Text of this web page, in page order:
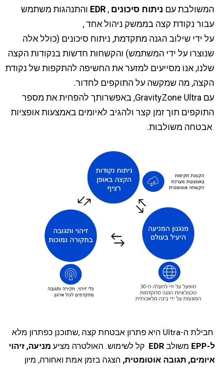
המשולבת עםניתוחסיכונים,
EDRוהתנהגות משתמש
עבור נקודת קצה בממשק ניהול אחד ,
על ידי שילוב הגנה מתקדמת, ניתוח סיכונים (כולל אלה
שנוצרו על ידי המשתמש) והקשחות חדשות בנקודות הקצה
שלנו, אנו מסייעים למזער את החשיפה להתקפות של נקודת
הקצה, מה שמקשה על התוקפים לחדור.
עם GravityZone Ultra, באפשרותך להפחית את מספר
התוקפים תוך זמן קצר ולהגיב לאיומים באמצעות אופציות
אבטחה משולבות.
חבילת ה-Ultra היא פתרון אבטחת קצה ,שתוכנן כפתרון מלא
ל-EPP
משולבEDRקל לשימוש. האולטרה מציעמניעה, זיהוי
איומים, תגובה אוטומטית,הצגה בזמן אמת ואחורה, מיון